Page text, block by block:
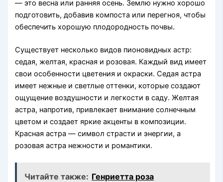
— это весна или ранняя осень. Землю нужно хорошо
подготовить, добавив компоста или перегноя, чтобы
обеспечить хорошую плодородность почвы.
Существует несколько видов пионовидных астр:
седая, желтая, красная и розовая. Каждый вид имеет
свои особенности цветения и окраски. Седая астра
имеет нежные и светлые оттенки, которые создают
ощущение воздушности и легкости в саду. Желтая
астра, напротив, привлекает внимание солнечным
цветом и создает яркие акценты в композиции.
Красная астра — символ страсти и энергии, а
розовая астра нежности и романтики.
Читайте также: Генриетта роза